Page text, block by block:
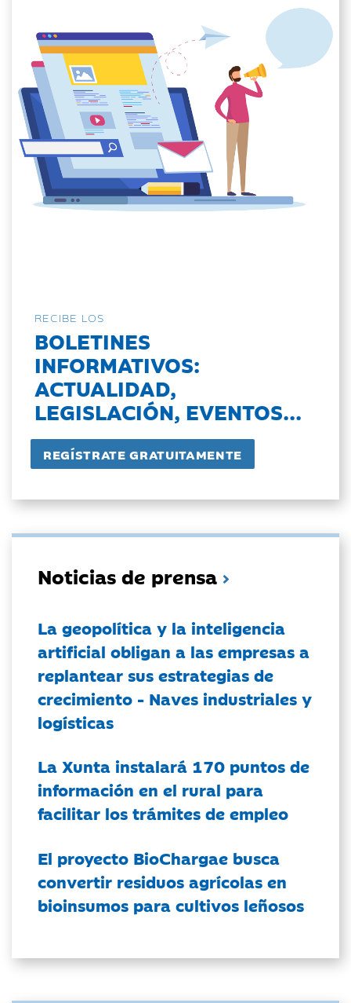
RECIBE LOS
BOLETINES
INFORMATIVOS:
ACTUALIDAD,
LEGISLACIÓN, EVENTOS...
Noticias de prensa
La geopolítica y la inteligencia
artificial obligan a las empresas a
replantear sus estrategias de
crecimiento - Naves industriales y
logísticas
La Xunta instalará 170 puntos de
información en el rural para
facilitar los trámites de empleo
El proyecto BioChargae busca
convertir residuos agrícolas en
bioinsumos para cultivos leñosos